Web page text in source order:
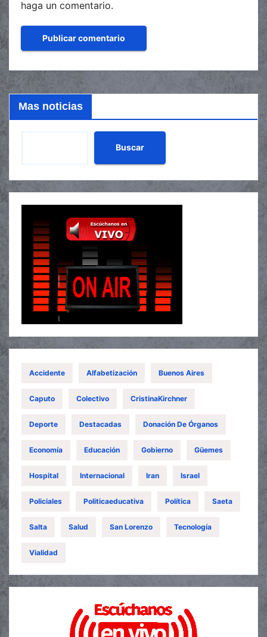
haga un comentario.
Mas noticias
Buscar
Accidente Alfabetización Buenos Aires
Caputo Colectivo CristinaKirchner
Deporte Destacadas Donación De Órganos
Economía Educación Gobierno Güemes
Hospital Internacional Iran Israel
Policiales Politicaeducativa Política Saeta
Salta Salud San Lorenzo Tecnología
Vialidad